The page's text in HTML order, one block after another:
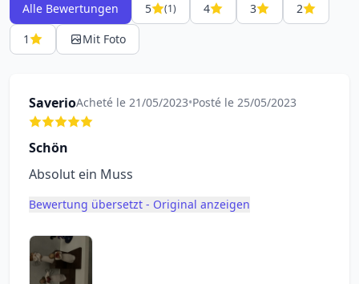
Alle Bewertungen 5 (1) 4 3
2
1
Mit Foto
SaverioAcheté le 21/05/2023•Posté le 25/05/2023
Schön
Absolut ein Muss
Bewertung übersetzt - Original anzeigen